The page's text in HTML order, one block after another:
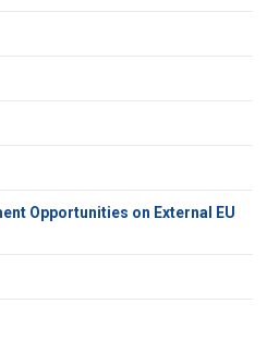
Opportunities on External EU